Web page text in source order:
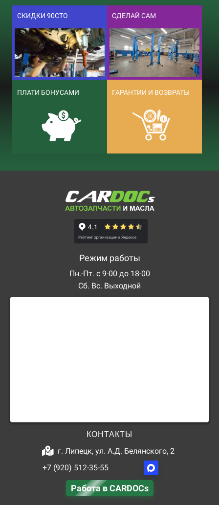
СКИДКИ 90СТО СДЕЛАЙ САМ
ПЛАТИ БОНУСАМИ ГАРАНТИИ И ВОЗВРАТЫ
Режим работы
Пн.-Пт. с 9-00 до 18-00
Сб. Вс. Выходной
КОНТАКТЫ
г. Липецк, ул. А.Д. Белянского, 2
+7 (920) 512-35-55
Работа в CARDOCs